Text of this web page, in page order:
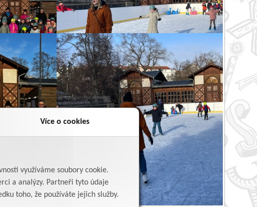
Více o cookies
využíváme soubory cookie.
a analýzy. Partneři tyto údaje
toho, že používáte jejich služby.